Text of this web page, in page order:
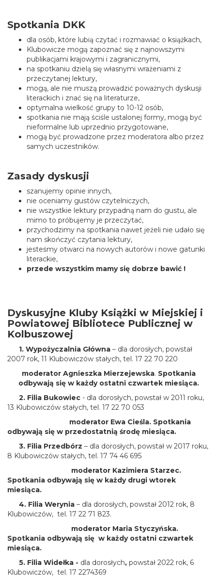
Spotkania DKK
dla osób, które lubią czytać i rozmawiać o książkach,
Klubowicze mogą zapoznać się z najnowszymi
publikacjami krajowymi i zagranicznymi,
na spotkaniu dzielą się własnymi wrażeniami z
przeczytanej lektury,
mogą, ale nie muszą prowadzić poważnych dyskusji
literackich i znać się na literaturze,
optymalna wielkość grupy to 10-12 osób,
spotkania nie mają ściśle ustalonej formy, mogą być
nieformalne lub uprzednio przygotowane,
mogą być prowadzone przez moderatora albo przez
samych uczestników.
Zasady dyskusji
szanujemy opinie innych,
nie oceniamy gustów czytelniczych,
nie wszystkie lektury przypadną nam do gustu, ale
mimo to próbujemy je przeczytać,
przychodzimy na spotkania nawet jeżeli nie udało się
nam skończyć czytania lektury,
jesteśmy otwarci na nowych autorów i nowe gatunki
literackie,
przede wszystkim mamy się dobrze bawić !
Dyskusyjne Kluby Książki w Miejskiej i
Powiatowej Bibliotece Publicznej w
Kolbuszowej
1. Wypożyczalnia Główna – dla dorosłych, powstał
2007 rok, 11 Klubowiczów stałych, tel. 17 22 70 220
moderator Agnieszka Mierzejewska. Spotkania
odbywają się w każdy ostatni czwartek miesiąca.
2. Filia Bukowiec - dla dorosłych, powstał w 2011 roku,
13 Klubowiczów stałych, tel. 17 22 70 053
moderator Ewa Cieśla. Spotkania
odbywają się w przedostatnią środę miesiąca.
3. Filia Przedbórz – dla dorosłych, powstał w 2017 roku,
8 Klubowiczów stałych, tel. 17 74 46 695
moderator Kazimiera Starzec.
Spotkania odbywają się w każdy drugi wtorek
miesiąca.
4. Filia Werynia – dla dorosłych, powstał 2012 rok, 8
Klubowiczów, tel. 17 22 71 823.
moderator Maria Styczyńska.
Spotkania odbywają się w każdy ostatni czwartek
miesiąca.
5. Filia Widełka - dla dorosłych, powstał 2022 rok, 6
Klubowiczów, tel. 17 2274369